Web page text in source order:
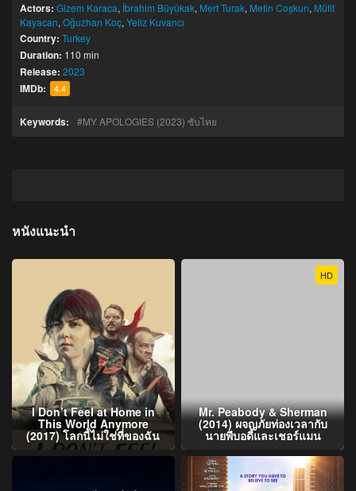
Actors: Gizem Karaca, İbrahim Büyükak, Mert Turak, Metin Coşkun, Müfit
Kayacan,Oğuzhan Koç,Yeliz Kuvancı
Country: Turkey
Duration: 110 min
Release: 2023
IMDb: 4.4
Keywords: MY APOLOGIES (2023) ซับไทย
หนังแนะนำ
I Don’t Feel at Home in
This World Anymore
(2017) โลกนี้ไม่ใช่ที่ของฉัน
HD
Mr. Peabody & Sherman
(2014) ผจญภัยท่องเวลากับ
นายพีบอดี้และเชอร์แมน